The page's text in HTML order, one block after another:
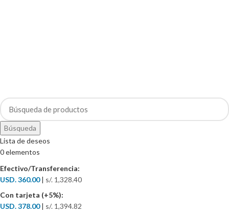
Búsqueda
Lista de deseos
0elementos
Efectivo/Transferencia:
USD. 360.00| s/. 1,328.40
Con tarjeta (+5%):
USD. 378.00| s/. 1,394.82